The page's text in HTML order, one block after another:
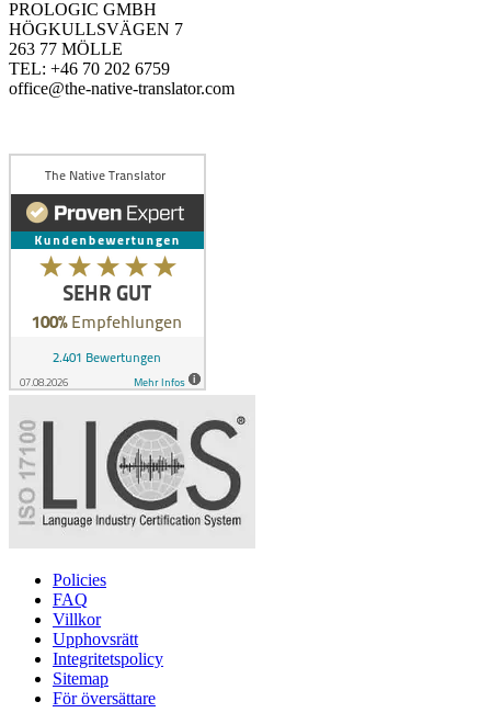
PROLOGIC GMBH
HÖGKULLSVÄGEN 7
263 77 MÖLLE
TEL: +46 70 202 6759
office@the-native-translator.com
Policies
FAQ
Villkor
Upphovsrätt
Integritetspolicy
Sitemap
För översättare